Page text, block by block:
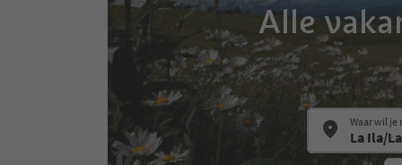
Alle
Waar wil je